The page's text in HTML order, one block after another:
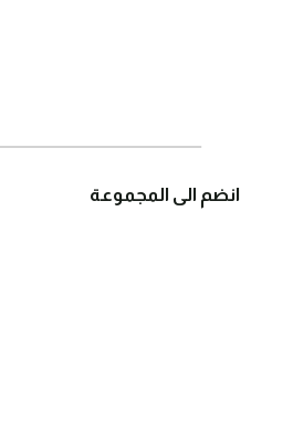
انضم الى المجموعة